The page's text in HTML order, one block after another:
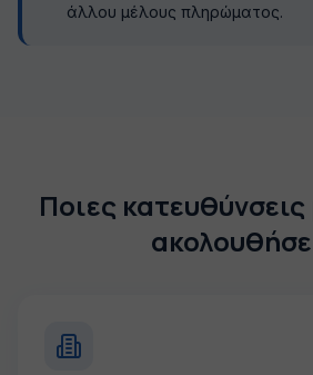
άλλου μέλους πληρώματος.
Ποιες